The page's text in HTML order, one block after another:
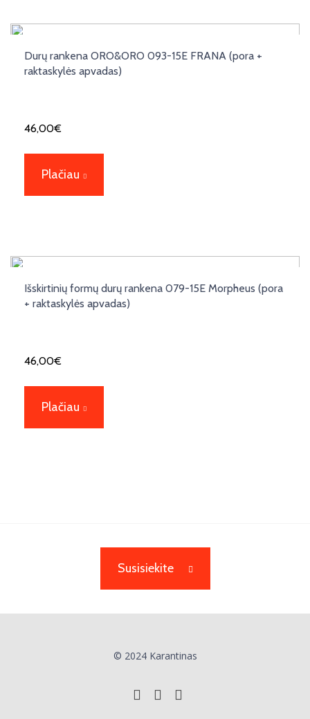
Durų rankena ORO&ORO 093-15E FRANA (pora +
raktaskylės apvadas)
46,00€
Plačiau
Išskirtinių formų durų rankena 079-15E Morpheus (pora
+ raktaskylės apvadas)
46,00€
Plačiau
Susisiekite
© 2024 Karantinas